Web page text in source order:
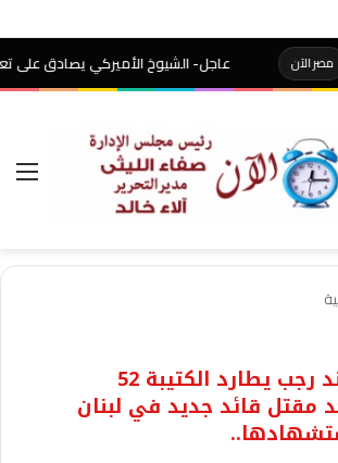
عاجل- الشيوخ الأميركي يصادق على تعيين
#هند:شبح هند رجب يطارد الكتيبة 52
مقتل قائد جديد في لبنان